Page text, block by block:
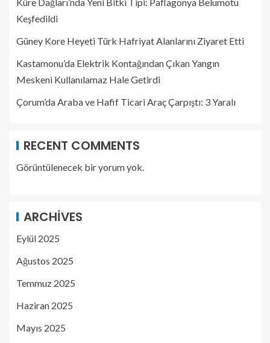
Keşfedildi
Güney Kore Heyeti Türk Hafriyat Alanlarını Ziyaret Etti
Kastamonu’da Elektrik Kontağından Çıkan Yangın
Meskeni Kullanılamaz Hale Getirdi
Çorum’da Araba ve Hafif Ticari Araç Çarpıştı: 3 Yaralı
RECENT COMMENTS
Görüntülenecek bir yorum yok.
ARCHIVES
Eylül 2025
Ağustos 2025
Temmuz 2025
Haziran 2025
Mayıs 2025